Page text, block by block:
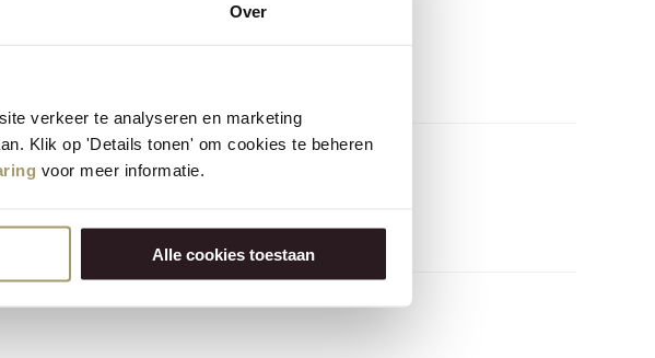
Over
verkeer te analyseren en marketing
Klik op 'Details tonen' om cookies te beheren
voor meer informatie.
Alle cookies toestaan